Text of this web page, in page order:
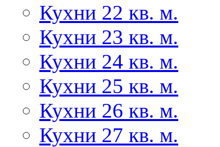
Кухни 22 кв. м.
Кухни 23 кв. м.
Кухни 24 кв. м.
Кухни 25 кв. м.
Кухни 26 кв. м.
Кухни 27 кв. м.